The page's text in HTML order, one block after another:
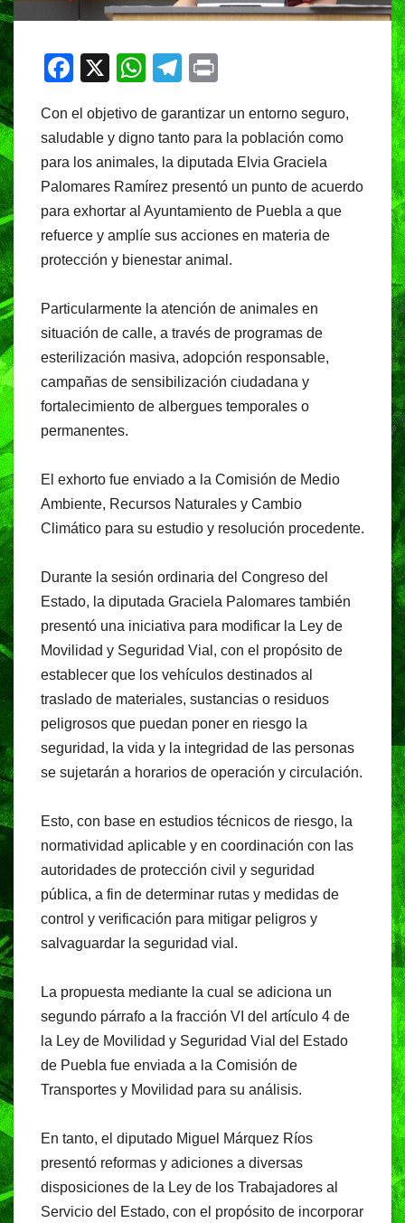
F
c
e
b
o
o
k
X
W
at
s
A
p
p
T
e
gr
a
m
t
Con el objetivo de garantizar un entorno seguro,
saludable y digno tanto para la población como
para los animales, la diputada Elvia Graciela
Palomares Ramírez presentó un punto de acuerdo
para exhortar al Ayuntamiento de Puebla a que
refuerce y amplíe sus acciones en materia de
protección y bienestar animal.
Particularmente la atención de animales en
situación de calle, a través de programas de
esterilización masiva, adopción responsable,
campañas de sensibilización ciudadana y
fortalecimiento de albergues temporales o
permanentes.
El exhorto fue enviado a la Comisión de Medio
Ambiente, Recursos Naturales y Cambio
Climático para su estudio y resolución procedente.
Durante la sesión ordinaria del Congreso del
Estado, la diputada Graciela Palomares también
presentó una iniciativa para modificar la Ley de
Movilidad y Seguridad Vial, con el propósito de
establecer que los vehículos destinados al
traslado de materiales, sustancias o residuos
peligrosos que puedan poner en riesgo la
seguridad, la vida y la integridad de las personas
se sujetarán a horarios de operación y circulación.
Esto, con base en estudios técnicos de riesgo, la
normatividad aplicable y en coordinación con las
autoridades de protección civil y seguridad
pública, a fin de determinar rutas y medidas de
control y verificación para mitigar peligros y
salvaguardar la seguridad vial.
La propuesta mediante la cual se adiciona un
segundo párrafo a la fracción VI del artículo 4 de
la Ley de Movilidad y Seguridad Vial del Estado
de Puebla fue enviada a la Comisión de
Transportes y Movilidad para su análisis.
En tanto, el diputado Miguel Márquez Ríos
presentó reformas y adiciones a diversas
disposiciones de la Ley de los Trabajadores al
Servicio del Estado, con el propósito de incorporar